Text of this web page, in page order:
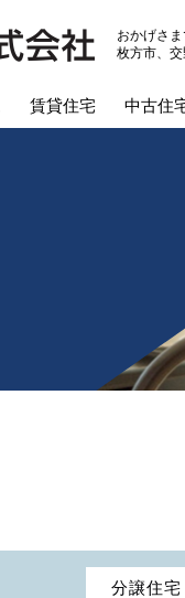
おかげさま
枚方市、
賃貸住宅 中古住
分譲住宅